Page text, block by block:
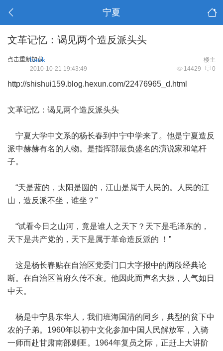
宁夏
文革记忆：谒见两个造反派头头
点击重新加载 楼主
hank
14429 0
2010-10-21 19:43:49
http://shishui159.blog.hexun.com/22476965_d.html
文革记忆：谒见两个造反派头头
宁夏大学中文系的杨长春到中宁中学来了。他是宁夏造反
派中赫赫有名的人物。是指挥部最负盛名的演说家和笔杆
子。
“天是蓝的，太阳是圆的，江山是属于人民的。人民的江
山，造反派不坐，谁坐？”
“试看今日之山河，竟是谁人之天下？天下是毛泽东的，
天下是共产党的，天下是属于革命造反派的 ！”
这是杨长春贴在自治区党委门口大字报中的两段经典论
断。在自治区首府久传不衰。他因此而声名大振，人气如日
中天。
杨是中宁县东华人，我们班海国清的同乡，典型的贫下中
农的子弟。1960年以初中文化参加中国人民解放军，入骑
一师而赴甘肃南部剿匪。1964年复员之际，正赶上大讲阶